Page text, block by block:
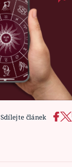
Sdílejte článek